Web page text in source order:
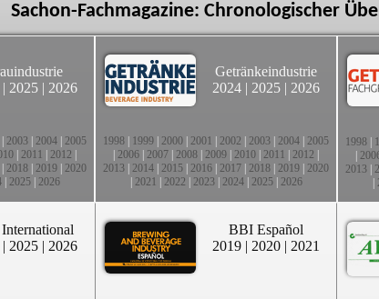
Sachon-Fachmagazine: Chronologischer
| 2025 | 2026
2003 2004 2005
2011 2012
2018 2019 2020
| 2025| 2026
Getränkeindustrie
2024 | 2025 | 2026
1998 1999 2000 2001 2002 2003 2004 2005
2006 2007 2008 2009 2010 2011 2012
2013 2014 2015 2016 2017 2018 2019 2020
2021 2022 2023| 2024| 2025| 2026
1998
2013
| 2025 | 2026
BBI Español
2019 | 2020 | 2021